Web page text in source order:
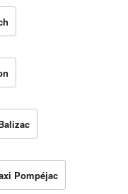
Pompéjac